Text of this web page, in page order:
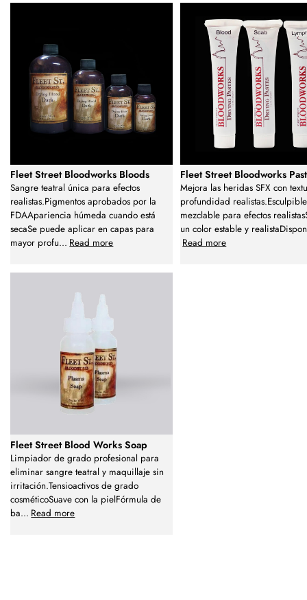
Fleet Street Bloodworks Bloods
Sangre teatral única para efectos
realistas.Pigmentos aprobados por la
FDAApariencia húmeda cuando está
secaSe puede aplicar en capas para
mayor profu... Read more
Fleet Street Bloodworks
Mejora las heridas SFX con
profundidad
mezclable para efectos
un color estable y
Read more
Fleet Street Blood Works Soap
Limpiador de grado profesional para
eliminar sangre teatral y maquillaje sin
irritación.Tensioactivos de grado
cosméticoSuave con la pielFórmula de
ba... Read more